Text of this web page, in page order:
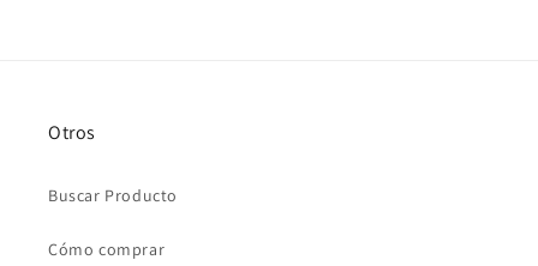
Otros
Buscar Producto
Cómo comprar